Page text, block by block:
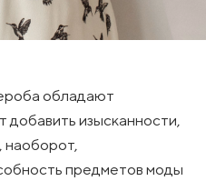
обладают
добавить изысканности,
наоборот,
предметов моды